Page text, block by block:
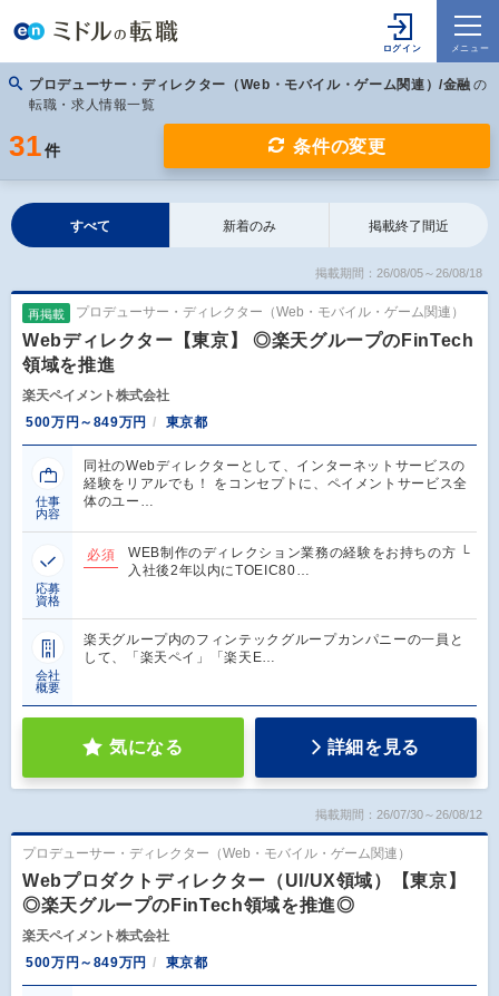
プロデューサー・ディレクター（Web・モバイル・ゲーム関連）/金融 の
転職・求人情報一覧
31 件 条件の変更
すべて 新着のみ 掲載終了間近
掲載期間：26/08/05～26/08/18
再掲載 プロデューサー・ディレクター（Web・モバイル・ゲーム関連）
Webディレクター【東京】 ◎楽天グループのFinTech
領域を推進
楽天ペイメント株式会社
500万円～849万円
東京都
仕事
内容
同社のWebディレクターとして、インターネットサービスの
経験をリアルでも！ をコンセプトに、ペイメントサービス全
体のユー…
応募
資格
必須
WEB制作のディレクション業務の経験をお持ちの方 └
入社後2年以内にTOEIC80…
会社
概要
楽天グループ内のフィンテックグループカンパニーの一員と
して、「楽天ペイ」「楽天E…
気になる 詳細を見る
掲載期間：26/07/30～26/08/12
プロデューサー・ディレクター（Web・モバイル・ゲーム関連）
Webプロダクトディレクター（UI/UX領域）【東京】
◎楽天グループのFinTech領域を推進◎
楽天ペイメント株式会社
500万円～849万円
東京都